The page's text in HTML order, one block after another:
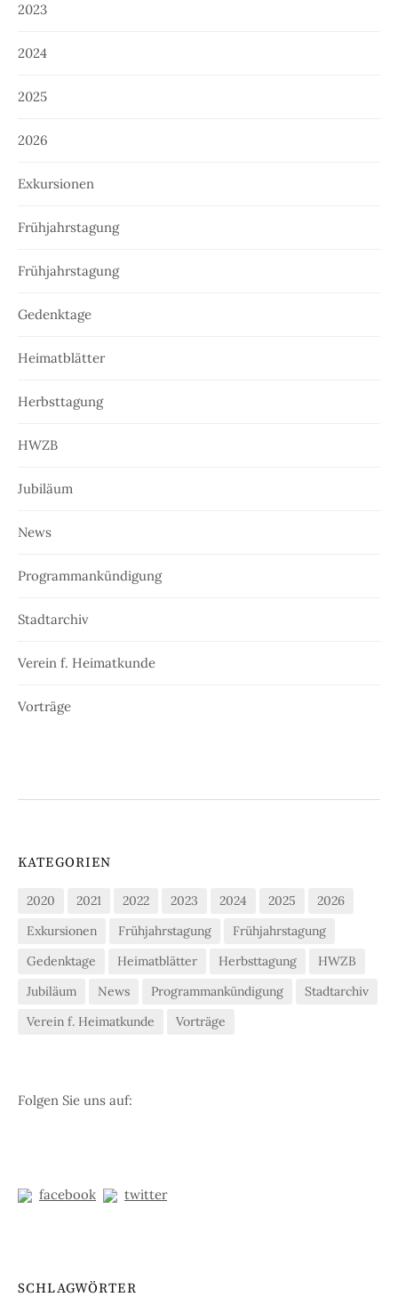
2023
2024
2025
2026
Exkursionen
Frühjahrstagung
Frühjahrstagung
Gedenktage
Heimatblätter
Herbsttagung
HWZB
Jubiläum
News
Programmankündigung
Stadtarchiv
Verein f. Heimatkunde
Vorträge
KATEGORIEN
2020 2021 2022 2023 2024 2025
2026
Exkursionen
Frühjahrstagung
Frühjahrstagung
Gedenktage
Heimatblätter Herbsttagung
HWZB
Jubiläum
News Programmankündigung
Stadtarchiv
Verein f. Heimatkunde
Vorträge
Folgen Sie uns auf:
facebook twitter
SCHLAGWÖRTER